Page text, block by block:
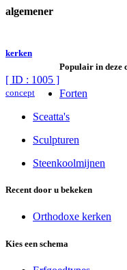
algemener
kerken
[ ID : 1005 ]
concept
Populair in deze
Forten
Sceatta's
Sculpturen
Steenkoolmijnen
Recent door u bekeken
Orthodoxe kerken
Kies een schema